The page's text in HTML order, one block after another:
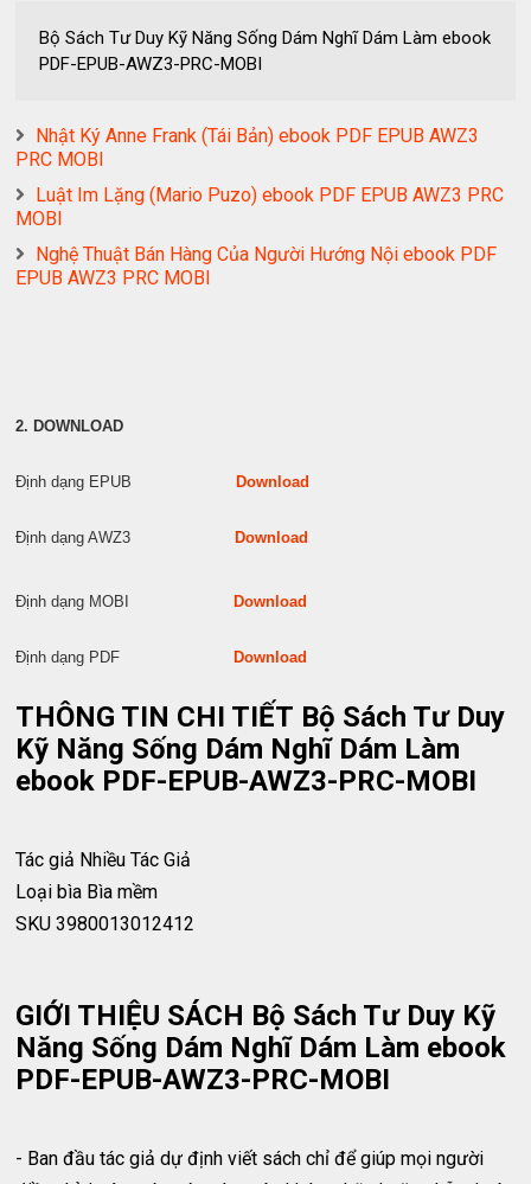
Bộ Sách Tư Duy Kỹ Năng Sống Dám Nghĩ Dám Làm ebook
PDF-EPUB-AWZ3-PRC-MOBI
Nhật Ký Anne Frank (Tái Bản) ebook PDF EPUB AWZ3
PRC MOBI
Luật Im Lặng (Mario Puzo) ebook PDF EPUB AWZ3 PRC
MOBI
Nghệ Thuật Bán Hàng Của Người Hướng Nội ebook PDF
EPUB AWZ3 PRC MOBI
2. DOWNLOAD
Định dạng EPUB Download
Định dạng AWZ3 Download
Định dạng MOBI Download
Định dạng PDF Download
THÔNG TIN CHI TIẾT Bộ Sách Tư Duy
Kỹ Năng Sống Dám Nghĩ Dám Làm
ebook PDF-EPUB-AWZ3-PRC-MOBI
Tác giả Nhiều Tác Giả
Loại bìa Bìa mềm
SKU 3980013012412
GIỚI THIỆU SÁCH Bộ Sách Tư Duy Kỹ
Năng Sống Dám Nghĩ Dám Làm ebook
PDF-EPUB-AWZ3-PRC-MOBI
- Ban đầu tác giả dự định viết sách chỉ để giúp mọi người